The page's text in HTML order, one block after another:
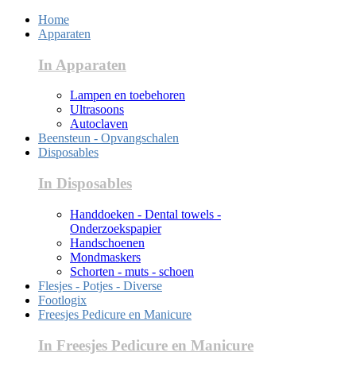
Home
Apparaten
In Apparaten
Lampen en toebehoren
Ultrasoons
Autoclaven
Beensteun - Opvangschalen
Disposables
In Disposables
Handdoeken - Dental towels -
Onderzoekspapier
Handschoenen
Mondmaskers
Schorten - muts - schoen
Flesjes - Potjes - Diverse
Footlogix
Freesjes Pedicure en Manicure
In Freesjes Pedicure en Manicure